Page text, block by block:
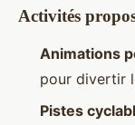
Activités
Animations
pour divertir
Pistes